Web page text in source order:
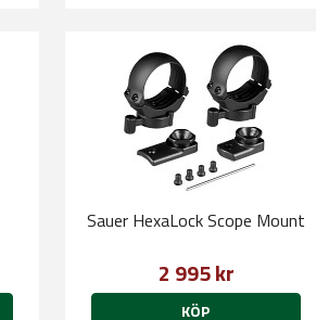
Sauer HexaLock Scope Mount
2 995 kr
KÖP